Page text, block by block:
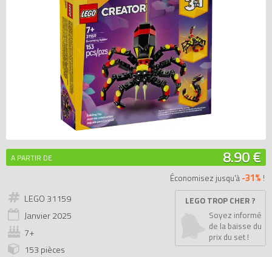
LEGO LES PLUS CHERS
DERNIERS LEGO AJOUTÉS
A PARTIR DE 8.90 €
Économisez jusqu'à -31% !
LEGO 31159
Janvier2025
7+
153 pièces
LEGO TROP CHER ?
Soyez informé
de la baisse du
prix du set !